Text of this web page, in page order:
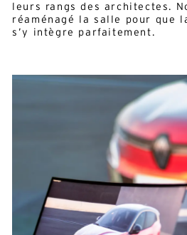
leurs rangs des architectes.
réaménagé la salle pour que
s’y intègre parfaitement.